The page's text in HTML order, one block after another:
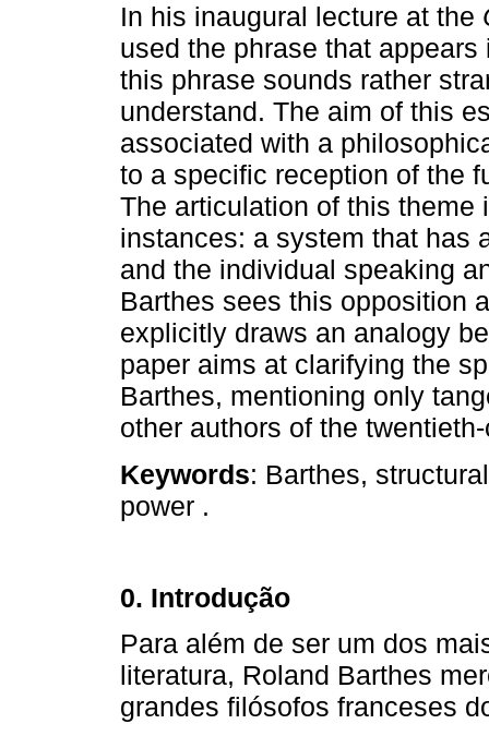
In his inaugural lecture at the
used the phrase that
this phrase sounds rather
understand. The aim of this
associated with a
to a specific reception of the
The articulation of this theme
instances: a system that has
and the individual speaking
Barthes sees this opposition
explicitly draws an analogy
paper aims at clarifying the
Barthes, mentioning only
other authors of the
Keywords: Barthes,
power .
0. Introdução
Para além de ser um dos
literatura, Roland Barthes
grandes filósofos franceses